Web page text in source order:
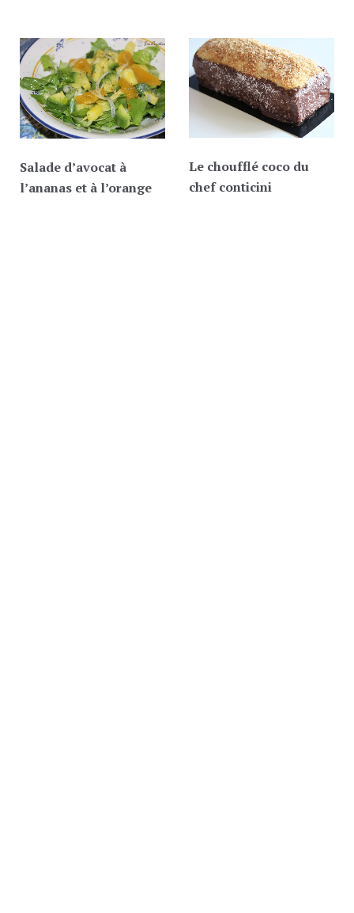
Salade d’avocat à
l’ananas et à l’orange
Le choufflé coco du
chef conticini